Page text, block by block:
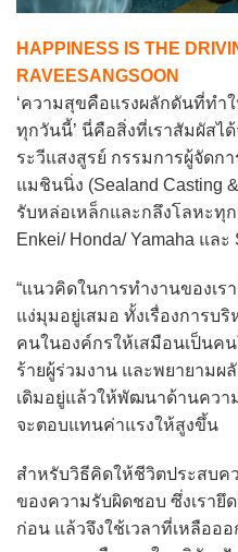
HAPPINESS IS THE
RAVEESANGSOON
‘ความสุขคือแรงผลักดันที่ทำ
ทุกวันนี้’ นี่คือสิ่งที่เราสัมผัส
ระวีแสงสูรย์ กรรมการผู้จัด
แมชินนิ่ง (Sealand Casting
รับหล่อเหล็กและกลึงโลหะ
Enkei/ Honda/ Yamaha และ
“แนวคิดในการทำงานของเ
แง่มุมอยู่เสมอ ทั้งเรื่องการบ
คนในองค์กรให้เสมือนเป็นค
ร้ายผู้ร่วมงาน และพยายาม
เดิมอยู่แล้วให้พัฒนาด้านควา
จะตอบแทนค่าแรงให้สูงขึ้น
สำหรับวิธีคิดให้ชีวิตประสบค
ของความรับผิดชอบ ซึ่งเรายึ
ก่อน แล้วจึงใช้เวลาที่เหลืออ